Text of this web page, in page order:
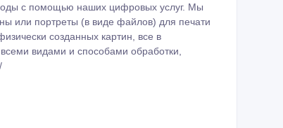
с помощью наших цифровых услуг. Мы
или портреты (в виде файлов) для печати
созданных картин, все в
видами и способами обработки,